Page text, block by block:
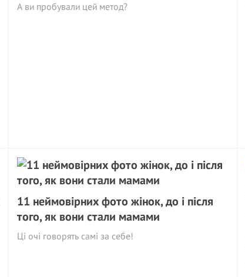
А ви пробували цей метод?
11 неймовірних фото жінок, до і після
того, як вони стали мамами
Ці очі говорять самі за себе!